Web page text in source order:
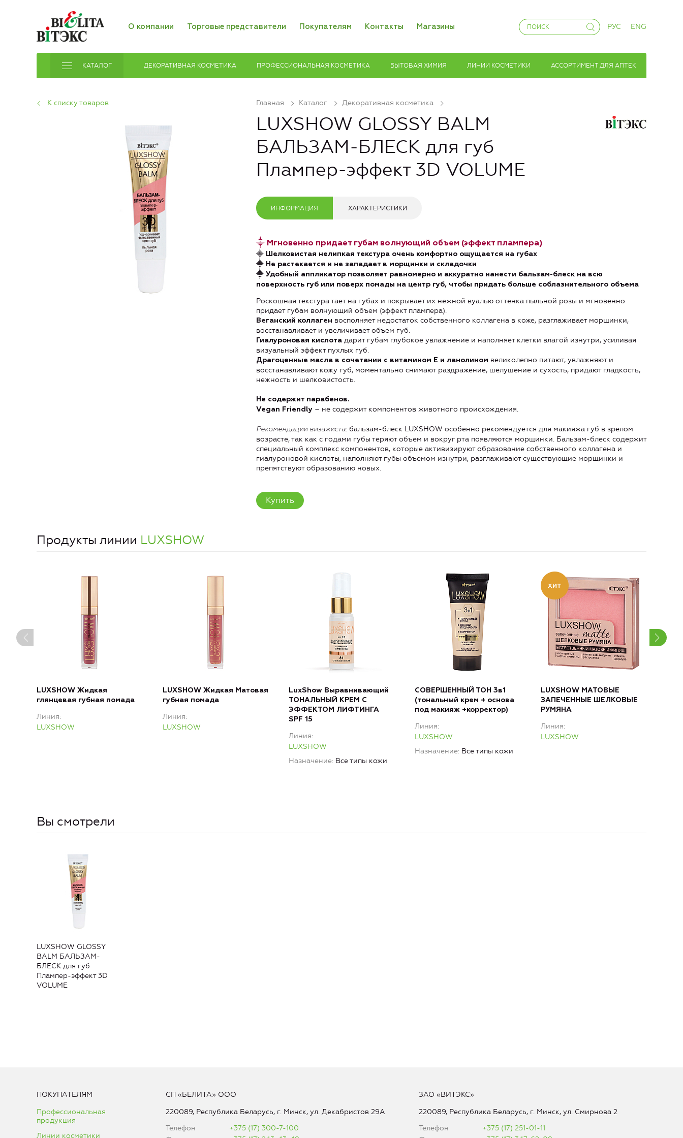
О компании Торговые представители Покупателям Контакты Магазины РУС ENG
КАТАЛОГ ДЕКОРАТИВНАЯ КОСМЕТИКА ПРОФЕССИОНАЛЬНАЯ КОСМЕТИКА БЫТОВАЯ ХИМИЯ ЛИНИИ КОСМЕТИКИ АССОРТИМЕНТ ДЛЯ АПТЕК
Главная Каталог Декоративная косметика
К списку товаров
LUXSHOW GLOSSY BALM
БАЛЬЗАМ-БЛЕСК для губ
Плампер-эффект 3D VOLUME
ИНФОРМАЦИЯ ХАРАКТЕРИСТИКИ
⸎ Мгновенно придает губам волнующий объем (эффект плампера)
⸎ Шелковистая нелипкая текстура очень комфортно ощущается на губах
⸎ Не растекается и не западает в морщинки и складочки
⸎ Удобный аппликатор позволяет равномерно и аккуратно нанести бальзам-блеск на всю
поверхность губ или поверх помады на центр губ, чтобы придать больше соблазнительного объема
Роскошная текстура тает на губах и покрывает их нежной вуалью оттенка пыльной розы и мгновенно
придает губам волнующий объем (эффект плампера).
Веганский коллаген восполняет недостаток собственного коллагена в коже, разглаживает морщинки,
восстанавливает и увеличивает объем губ.
Гиалуроновая кислота дарит губам глубокое увлажнение и наполняет клетки влагой изнутри, усиливая
визуальный эффект пухлых губ.
Драгоценные масла в сочетании с витамином Е и ланолином великолепно питают, увлажняют и
восстанавливают кожу губ, моментально снимают раздражение, шелушение и сухость, придают гладкость,
нежность и шелковистость.
Не содержит парабенов.
Vegan Friendly – не содержит компонентов животного происхождения.
Рекомендации визажиста: бальзам-блеск LUXSHOW особенно рекомендуется для макияжа губ в зрелом
возрасте, так как с годами губы теряют объем и вокруг рта появляются морщинки. Бальзам-блеск содержит
специальный комплекс компонентов, которые активизируют образование собственного коллагена и
гиалуроновой кислоты, наполняют губы объемом изнутри, разглаживают существующие морщинки и
препятствуют образованию новых.
Купить
Продукты линии LUXSHOW
LUXSHOW Жидкая
глянцевая губная помада
Линия
LUXSHOW
LUXSHOW Жидкая Матовая
губная помада
Линия
LUXSHOW
LuxShow Выравнивающий
ТОНАЛЬНЫЙ КРЕМ С
ЭФФЕКТОМ ЛИФТИНГА
SPF 15
Линия
LUXSHOW
Назначение Все типы кожи
СОВЕРШЕННЫЙ ТОН 3в1
(тональный крем + основа
под макияж +корректор)
Линия
LUXSHOW
Назначение Все типы кожи
LUXSHOW МАТОВЫЕ
ЗАПЕЧЕННЫЕ ШЕЛКОВЫЕ
РУМЯНА
Линия
LUXSHOW
Вы смотрели
LUXSHOW GLOSSY
BALM БАЛЬЗАМ-
БЛЕСК для губ
Плампер-эффект 3D
VOLUME
ПОКУПАТЕЛЯМ
Профессиональная
продукция
Линии косметики
СП «БЕЛИТА» ООО
220089, Республика Беларусь, г. Минск, ул. Декабристов 29А
Телефон
+375 (17) 300-7-100
ЗАО «ВИТЭКС»
220089, Республика Беларусь, г. Минск, ул. Смирнова 2
Телефон
+375 (17) 251-01-11